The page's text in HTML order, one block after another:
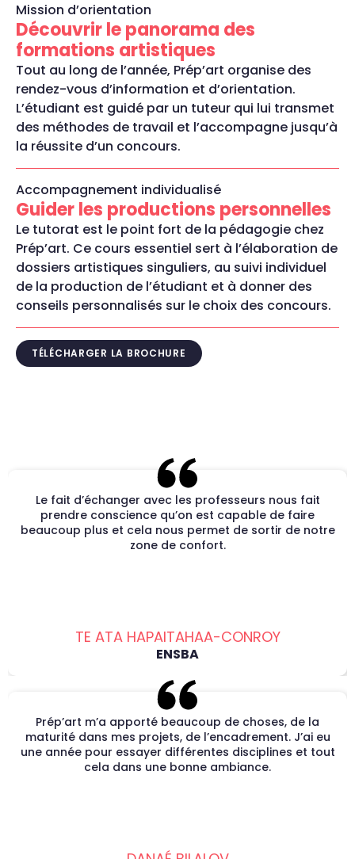
Mission d’orientation
Découvrir le panorama des
formations artistiques
Tout au long de l’année, Prép’art organise des
rendez-vous d’information et d’orientation.
L’étudiant est guidé par un tuteur qui lui transmet
des méthodes de travail et l’accompagne jusqu’à
la réussite d’un concours.
Accompagnement individualisé
Guider les productions personnelles
Le tutorat est le point fort de la pédagogie chez
Prép’art. Ce cours essentiel sert à l’élaboration de
dossiers artistiques singuliers, au suivi individuel
de la production de l’étudiant et à donner des
conseils personnalisés sur le choix des concours.
TÉLÉCHARGER LA BROCHURE
Le fait d’échanger avec les professeurs nous fait
prendre conscience qu’on est capable de faire
beaucoup plus et cela nous permet de sortir de notre
zone de confort.
TE ATA HAPAITAHAA-CONROY
ENSBA
Prép’art m’a apporté beaucoup de choses, de la
maturité dans mes projets, de l’encadrement. J’ai eu
une année pour essayer différentes disciplines et tout
cela dans une bonne ambiance.